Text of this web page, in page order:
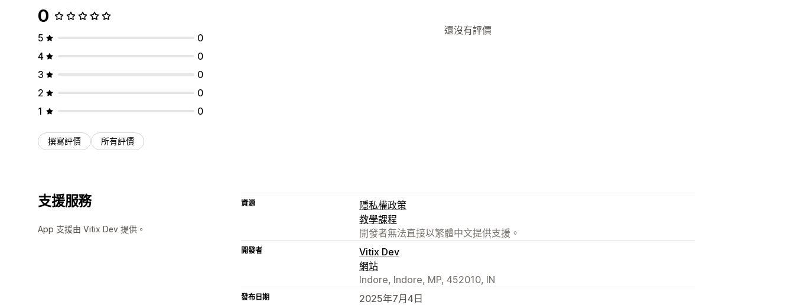
0
5
0
4
0
3
0
2
0
1
0
撰寫評價 所有評價
還沒有評價
支援服務
App 支援由 Vitix Dev 提供。
資源
隱私權政策
教學課程
開發者無法直接以繁體中文提供支援。
開發者
Vitix Dev
網站
Indore, Indore, MP, 452010, IN
發布日期 2025年7月4日